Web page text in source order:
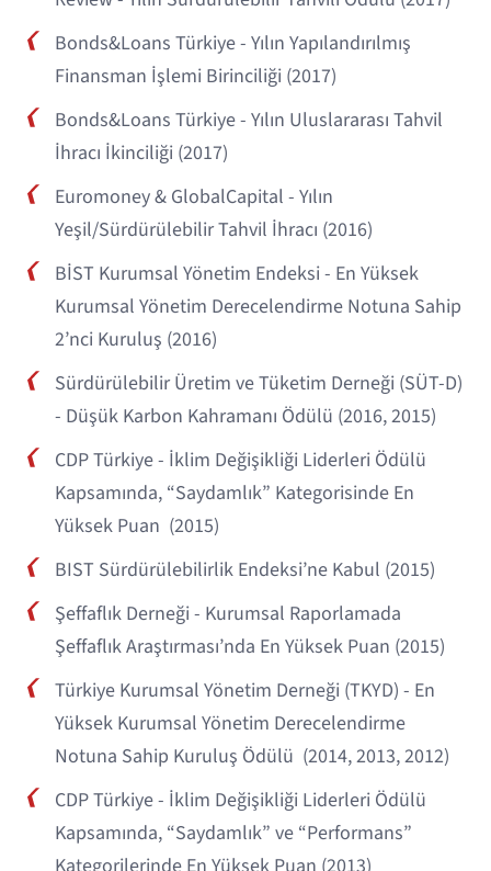
Bonds&Loans Türkiye - Yılın Yapılandırılmış
Finansman İşlemi Birinciliği (2017)
Bonds&Loans Türkiye - Yılın Uluslararası Tahvil
İhracı İkinciliği (2017)
Euromoney & GlobalCapital - Yılın
Yeşil/Sürdürülebilir Tahvil İhracı (2016)
BİST Kurumsal Yönetim Endeksi - En Yüksek
Kurumsal Yönetim Derecelendirme Notuna Sahip
2’nci Kuruluş (2016)
Sürdürülebilir Üretim ve Tüketim Derneği (SÜT-D)
- Düşük Karbon Kahramanı Ödülü (2016, 2015)
CDP Türkiye - İklim Değişikliği Liderleri Ödülü
Kapsamında, “Saydamlık” Kategorisinde En
Yüksek Puan (2015)
BIST Sürdürülebilirlik Endeksi’ne Kabul (2015)
Şeffaflık Derneği - Kurumsal Raporlamada
Şeffaflık Araştırması’nda En Yüksek Puan (2015)
Türkiye Kurumsal Yönetim Derneği (TKYD) - En
Yüksek Kurumsal Yönetim Derecelendirme
Notuna Sahip Kuruluş Ödülü (2014, 2013, 2012)
CDP Türkiye - İklim Değişikliği Liderleri Ödülü
Kapsamında, “Saydamlık” ve “Performans”